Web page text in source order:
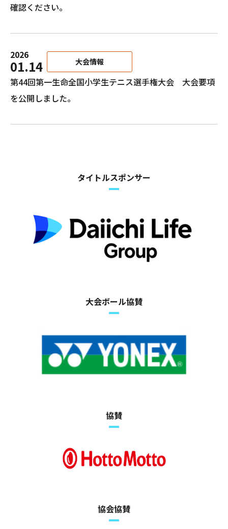
確認ください。
2026
01.14 大会情報
第44回第一生命全国小学生テニス選手権大会 大会要項
を公開しました。
タイトルスポンサー
大会ボール協賛
協賛
協会協賛